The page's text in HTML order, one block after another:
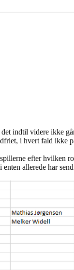
indtil videre ikke
i hvert fald ikke
efter
allerede har